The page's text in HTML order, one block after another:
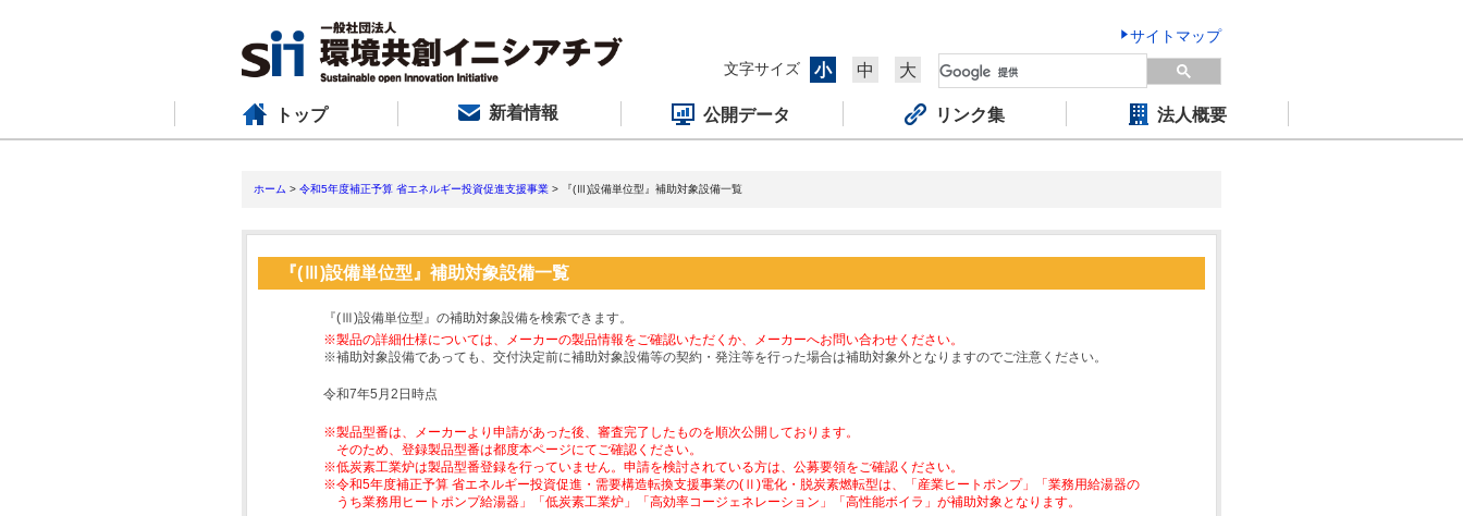
サイトマップ
文字サイズ
小 中 大
トップ 新着情報 公開データ リンク集 法人概要
ホーム > 令和5年度補正予算 省エネルギー投資促進支援事業 > 『(Ⅲ)設備単位型』補助対象設備一覧
『(Ⅲ)設備単位型』補助対象設備一覧
『(Ⅲ)設備単位型』の補助対象設備を検索できます。
※製品の詳細仕様については、メーカーの製品情報をご確認いただくか、メーカーへお問い合わせください。
※補助対象設備であっても、交付決定前に補助対象設備等の契約・発注等を行った場合は補助対象外となりますのでご注意ください。
令和7年5月2日時点
※製品型番は、メーカーより申請があった後、審査完了したものを順次公開しております。
そのため、登録製品型番は都度本ページにてご確認ください。
※低炭素工業炉は製品型番登録を行っていません。申請を検討されている方は、公募要領をご確認ください。
※令和5年度補正予算 省エネルギー投資促進・需要構造転換支援事業の(Ⅱ)電化・脱炭素燃転型は、「産業ヒートポンプ」「業務用給湯器の
うち業務用ヒートポンプ給湯器」「低炭素工業炉」「高効率コージェネレーション」「高性能ボイラ」が補助対象となります。